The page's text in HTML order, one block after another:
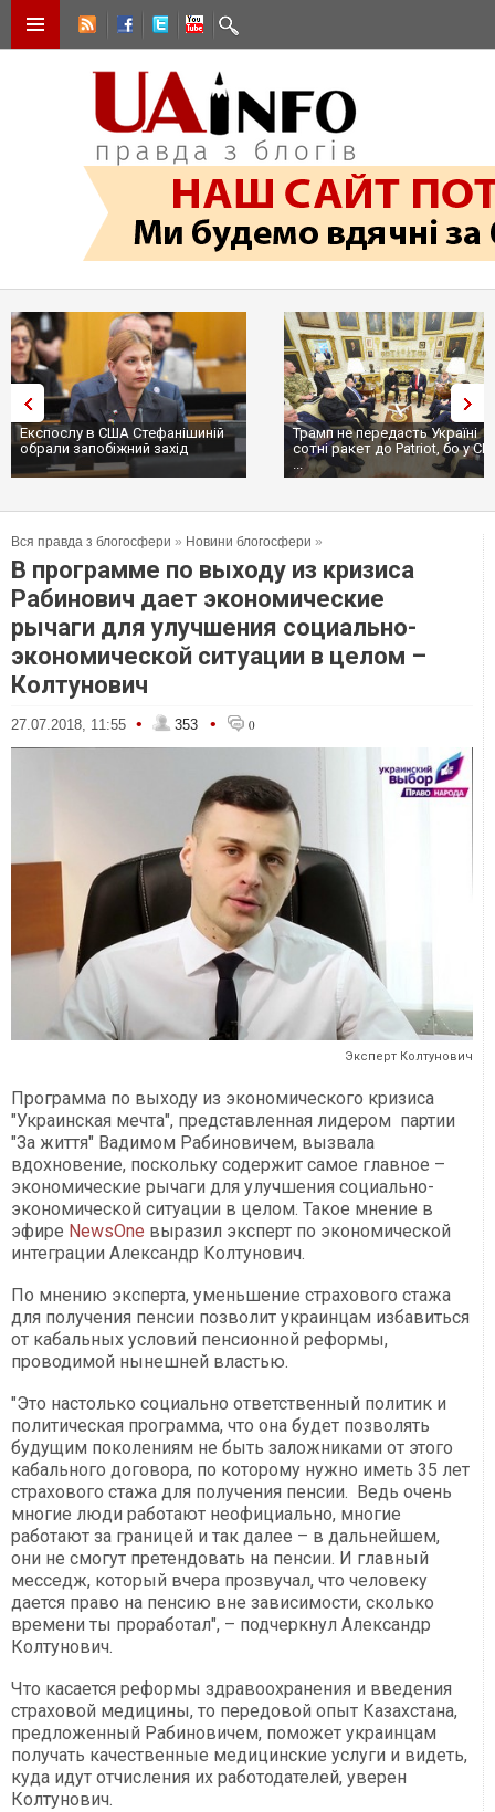
Експослу в США Стефанішиній
обрали запобіжний захід
Трамп не передасть Україні
сотні ракет до Patriot, бо у
...
Вся правда з блогосфери » Новини блогосфери »
В программе по выходу из кризиса
Рабинович дает экономические
рычаги для улучшения социально-
экономической ситуации в целом –
Колтунович
27.07.2018, 11:55 • 353 • 0
Эксперт Колтунович
Программа по выходу из экономического кризиса
"Украинская мечта", представленная лидером партии
"За життя" Вадимом Рабиновичем, вызвала
вдохновение, поскольку содержит самое главное –
экономические рычаги для улучшения социально-
экономической ситуации в целом. Такое мнение в
эфире NewsOne выразил эксперт по экономической
интеграции Александр Колтунович.
По мнению эксперта, уменьшение страхового стажа
для получения пенсии позволит украинцам избавиться
от кабальных условий пенсионной реформы,
проводимой нынешней властью.
"Это настолько социально ответственный политик и
политическая программа, что она будет позволять
будущим поколениям не быть заложниками от этого
кабального договора, по которому нужно иметь 35 лет
страхового стажа для получения пенсии. Ведь очень
многие люди работают неофициально, многие
работают за границей и так далее – в дальнейшем,
они не смогут претендовать на пенсии. И главный
месседж, который вчера прозвучал, что человеку
дается право на пенсию вне зависимости, сколько
времени ты проработал", – подчеркнул Александр
Колтунович.
Что касается реформы здравоохранения и введения
страховой медицины, то передовой опыт Казахстана,
предложенный Рабиновичем, поможет украинцам
получать качественные медицинские услуги и видеть,
куда идут отчисления их работодателей, уверен
Колтунович.